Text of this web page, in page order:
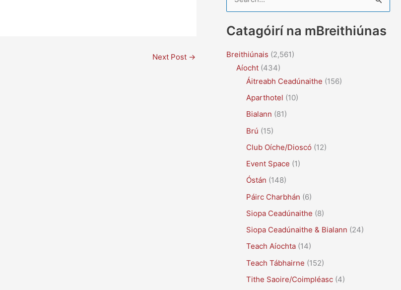
Next Post →
e
a
c
Catagóirí na mBreithiúnas
Breithiúnais (2,561)
Aíocht (434)
Áitreabh Ceadúnaithe (156)
Aparthotel (10)
Bialann (81)
Brú (15)
Club Oíche/Dioscó (12)
Event Space (1)
Óstán (148)
Páirc Charbhán (6)
Siopa Ceadúnaithe (8)
Siopa Ceadúnaithe & Bialann (24)
Teach Aíochta (14)
Teach Tábhairne (152)
Tithe Saoire/Coimpléasc (4)